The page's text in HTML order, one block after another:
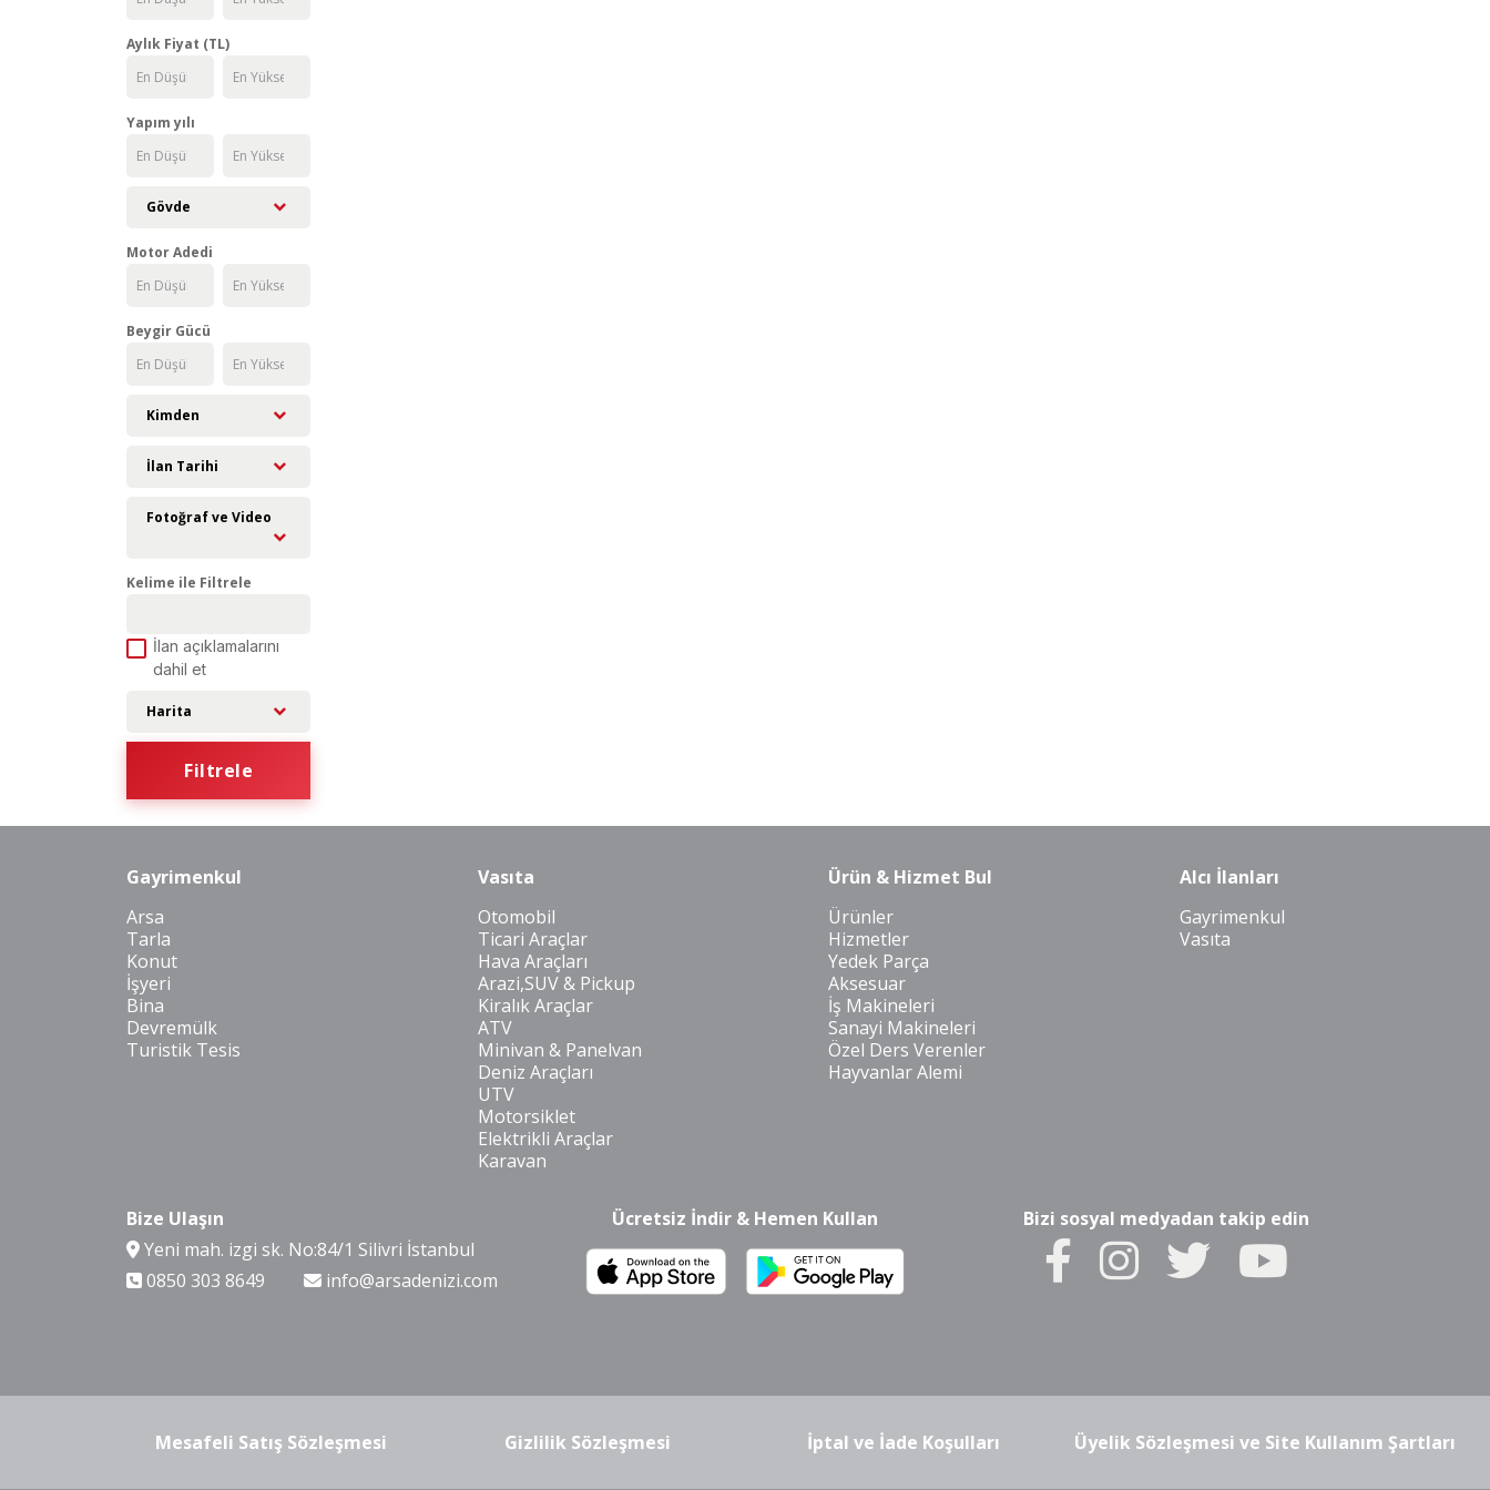
Aylık Fiyat (TL)
Yapım yılı
Gövde
Motor Adedi
Beygir Gücü
Kimden
İlan Tarihi
Fotoğraf ve Video
Kelime ile Filtrele
İlan açıklamalarını
dahil et
Harita
Filtrele
Gayrimenkul
Arsa
Tarla
Konut
İşyeri
Bina
Devremülk
Turistik Tesis
Vasıta
Otomobil
Ticari Araçlar
Hava Araçları
Arazi,SUV & Pickup
Kiralık Araçlar
ATV
Minivan & Panelvan
Deniz Araçları
UTV
Motorsiklet
Elektrikli Araçlar
Karavan
Ürün & Hizmet Bul
Ürünler
Hizmetler
Yedek Parça
Aksesuar
İş Makineleri
Sanayi Makineleri
Özel Ders Verenler
Hayvanlar Alemi
Alcı İlanları
Gayrimenkul
Vasıta
Bize Ulaşın
Yeni mah. izgi sk. No:84/1 Silivri İstanbul
0850 303 8649
info@arsadenizi.com
Ücretsiz İndir & Hemen Kullan Bizi sosyal medyadan takip edin
Mesafeli Satış Sözleşmesi Gizlilik Sözleşmesi İptal ve İade Koşulları Üyelik Sözleşmesi ve Site Kullanım Şartları